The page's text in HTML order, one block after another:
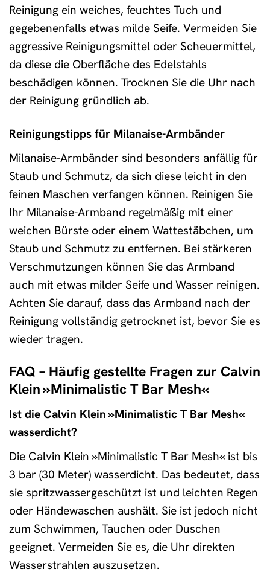
Reinigung ein weiches, feuchtes Tuch und
gegebenenfalls etwas milde Seife. Vermeiden Sie
aggressive Reinigungsmittel oder Scheuermittel,
da diese die Oberfläche des Edelstahls
beschädigen können. Trocknen Sie die Uhr nach
der Reinigung gründlich ab.
Reinigungstipps für Milanaise-Armbänder
Milanaise-Armbänder sind besonders anfällig für
Staub und Schmutz, da sich diese leicht in den
feinen Maschen verfangen können. Reinigen Sie
Ihr Milanaise-Armband regelmäßig mit einer
weichen Bürste oder einem Wattestäbchen, um
Staub und Schmutz zu entfernen. Bei stärkeren
Verschmutzungen können Sie das Armband
auch mit etwas milder Seife und Wasser reinigen.
Achten Sie darauf, dass das Armband nach der
Reinigung vollständig getrocknet ist, bevor Sie es
wieder tragen.
FAQ – Häufig gestellte Fragen zur Calvin
Klein »Minimalistic T Bar Mesh«
Ist die Calvin Klein »Minimalistic T Bar Mesh«
wasserdicht?
Die Calvin Klein »Minimalistic T Bar Mesh« ist bis
3 bar (30 Meter) wasserdicht. Das bedeutet, dass
sie spritzwassergeschützt ist und leichten Regen
oder Händewaschen aushält. Sie ist jedoch nicht
zum Schwimmen, Tauchen oder Duschen
geeignet. Vermeiden Sie es, die Uhr direkten
Wasserstrahlen auszusetzen.